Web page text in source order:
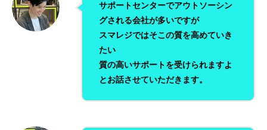
サポートセンターでアウトソーシン
グされる会社が多いですが
スマレジではそこの質を高めていき
たい
質の高いサポートを受けられますよ
とお話させていただきます。